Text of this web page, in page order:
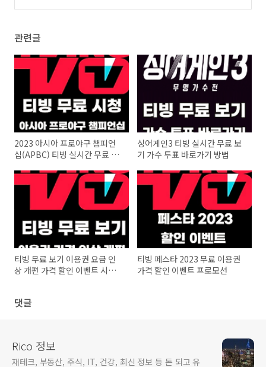
관련글
2023 아시아 프로야구 챔피언
십(APBC) 티빙 실시간 무료 중
싱어게인3 티빙 실시간 무료 보
기 가수 투표 바로가기 방법
티빙 무료 보기 이용권 요금 인
상 개편 가격 할인 이벤트 시청
티빙 페스타 2023 무료 이용권
가격 할인 이벤트 프로모션
댓글
Rico 정보
재테크, 부동산, 주식, IT, 건강, 최신 정보 등 돈 되고 유